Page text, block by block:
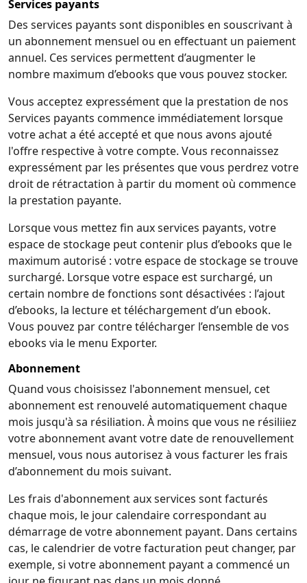
Services payants
Des services payants sont disponibles en souscrivant à
un abonnement mensuel ou en effectuant un paiement
annuel. Ces services permettent d’augmenter le
nombre maximum d’ebooks que vous pouvez stocker.
Vous acceptez expressément que la prestation de nos
Services payants commence immédiatement lorsque
votre achat a été accepté et que nous avons ajouté
l'offre respective à votre compte. Vous reconnaissez
expressément par les présentes que vous perdrez votre
droit de rétractation à partir du moment où commence
la prestation payante.
Lorsque vous mettez fin aux services payants, votre
espace de stockage peut contenir plus d’ebooks que le
maximum autorisé : votre espace de stockage se trouve
surchargé. Lorsque votre espace est surchargé, un
certain nombre de fonctions sont désactivées : l’ajout
d’ebooks, la lecture et téléchargement d’un ebook.
Vous pouvez par contre télécharger l’ensemble de vos
ebooks via le menu Exporter.
Abonnement
Quand vous choisissez l'abonnement mensuel, cet
abonnement est renouvelé automatiquement chaque
mois jusqu'à sa résiliation. À moins que vous ne résiliiez
votre abonnement avant votre date de renouvellement
mensuel, vous nous autorisez à vous facturer les frais
d’abonnement du mois suivant.
Les frais d'abonnement aux services sont facturés
chaque mois, le jour calendaire correspondant au
démarrage de votre abonnement payant. Dans certains
cas, le calendrier de votre facturation peut changer, par
exemple, si votre abonnement payant a commencé un